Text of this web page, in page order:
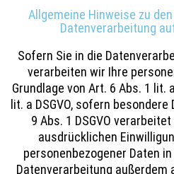
Allgemeine Hinweise zu
Datenverarbeitung
Sofern Sie in die
verarbeiten wir Ihre
Grundlage von Art. 6 Abs. 1 lit.
lit. a DSGVO, sofern
9 Abs. 1 DSGVO
ausdrücklichen
personenbezogener Daten
Datenverarbeitung außerdem